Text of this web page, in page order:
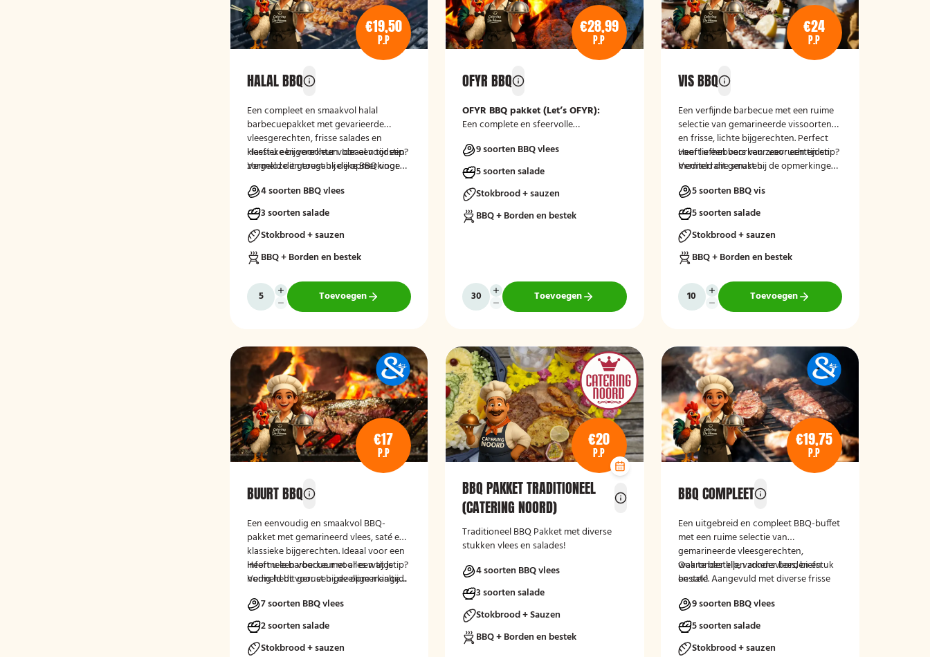
€19,50
P.P
HALAL BBQ
Een compleet en smaakvol halal
barbecuepakket met gevarieerde
vleesgerechten, frisse salades en
klassieke bijgerechten. Ideaal voor een
zorgeloze en toegankelijke BBQ voor
Heeft u een voorkeur voor een tijdstip?
Vermeld dit gerust bij de opmerkingen
4 soorten BBQ vlees
3 soorten salade
Stokbrood + sauzen
BBQ + Borden en bestek
Toevoegen
€28,99
P.P
OFYR BBQ
OFYR BBQ pakket (Let’s OFYR):
Een complete en sfeervolle
luxe mix van vlees, vis, groenten,
salades en bijgerechten. Inclusief alle
BBQ-benodigdheden en volledig
verzorgd in all-in pakket.
9 soorten BBQ vlees
5 soorten salade
Stokbrood + sauzen
BBQ + Borden en bestek
Toevoegen
€24
P.P
VIS BBQ
Een verfijnde barbecue met een ruime
selectie van gemarineerde vissoorten
en frisse, lichte bijgerechten. Perfect
voor liefhebbers van zeevruchten en
mediterrane smaken.
Heeft u een voorkeur voor een tijdstip?
Vermeld dit gerust bij de opmerkingen
5 soorten BBQ vis
5 soorten salade
Stokbrood + sauzen
BBQ + Borden en bestek
Toevoegen
€17
P.P
BUURT BBQ
Een eenvoudig en smaakvol BBQ-
pakket met gemarineerd vlees, saté en
klassieke bijgerechten. Ideaal voor een
informele barbecue met alles wat je
nodig hebt voor een gezellige maaltijd.
Heeft u een voorkeur voor een tijdstip?
Vermeld dit gerust bij de opmerkingen
7 soorten BBQ vlees
2 soorten salade
Stokbrood + sauzen
€20
P.P
BBQ PAKKET TRADITIONEEL
(CATERING NOORD)
Traditioneel BBQ Pakket met diverse
stukken vlees en salades!
4 soorten BBQ vlees
3 soorten salade
Stokbrood + Sauzen
BBQ + Borden en bestek
€19,75
P.P
BBQ COMPLEET
Een uitgebreid en compleet BBQ-buffet
met een ruime selectie van
gemarineerde vleesgerechten,
waaronder kip, varkensvlees, biefstuk
en saté. Aangevuld met diverse frisse
kruidenboter en een variatie aan koude
en warme sauzen. Een luxe en
veelzijdige barbecue-ervaring voor
groepen en evenementen.
Ook te bestellen zonder borden en
bestek!
9 soorten BBQ vlees
5 soorten salade
Stokbrood + sauzen